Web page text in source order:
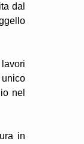
dal
nel
in